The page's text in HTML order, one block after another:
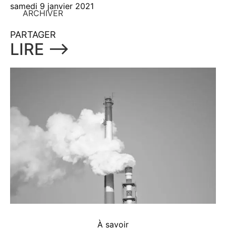
samedi 9 janvier 2021
ARCHIVER
PARTAGER
LIRE ⟶
À savoir